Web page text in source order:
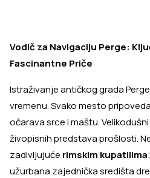
Vodič za Navigaciju Perge:
Fascinantne Priče
Istraživanje antičkog grada
vremenu. Svako mesto
očarava srce i maštu. Velikodušni
živopisnih predstava prošlosti.
zadivljujuće rimskim kupatilima
užurbana zajednička središta